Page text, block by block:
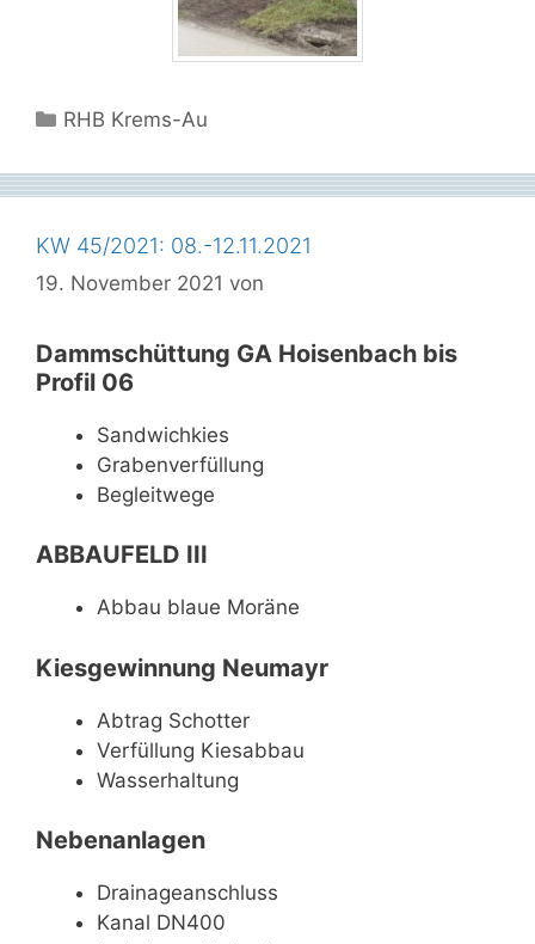
Kategorien
RHB Krems-Au
KW 45/2021: 08.-12.11.2021
19. November 2021 von
Dammschüttung GA Hoisenbach bis
Profil 06
Sandwichkies
Grabenverfüllung
Begleitwege
ABBAUFELD III
Abbau blaue Moräne
Kiesgewinnung Neumayr
Abtrag Schotter
Verfüllung Kiesabbau
Wasserhaltung
Nebenanlagen
Drainageanschluss
Kanal DN400